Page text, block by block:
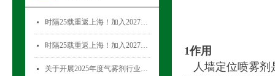
1作用
人墙定位喷雾剂
넷 时隔25载重返上海！加入2027国际气雾剂与金属容器展览会，直面30,000+全球买家！
넷 时隔25载重返上海！加入2027国际气雾剂与金属容器展览会，直面30,000+全球买家！
넷 关于开展2025年度气雾剂行业数据统计工作的通知